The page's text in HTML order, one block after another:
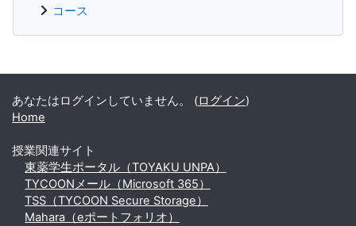
コース
補助ブロック
あなたはログインしていません。 (ログイン)
Home
授業関連サイト
東薬学生ポータル（TOYAKU UNPA）
TYCOONメール（Microsoft 365）
TSS（TYCOON Secure Storage）
Mahara（eポートフォリオ）